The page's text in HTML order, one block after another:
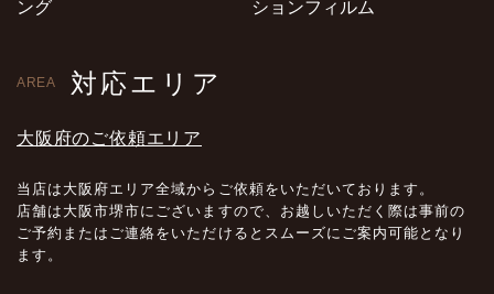
ング ションフィルム
AREA 対応エリア
大阪府のご依頼エリア
当店は大阪府エリア全域からご依頼をいただいております。
店舗は大阪市堺市にございますので、お越しいただく際は事前の
ご予約またはご連絡をいただけるとスムーズにご案内可能となり
ます。